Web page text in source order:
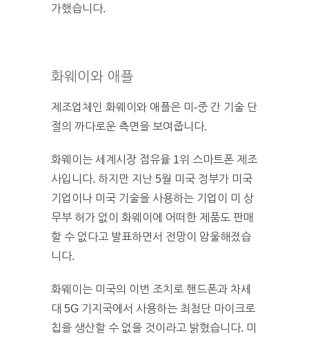
가했습니다.
화웨이와 애플
제조업체인 화웨이와 애플은 미-중 간 기술 단
절의 까다로운 측면을 보여줍니다.
화웨이는 세계시장 점유율 1위 스마트폰 제조
사입니다. 하지만 지난 5월 미국 정부가 미국
기업이나 미국 기술을 사용하는 기업이 미 상
무부 허가 없이 화웨이에 어떠한 제품도 판매
할 수 없다고 발표하면서 전망이 암울해졌습
니다.
화웨이는 미국의 이번 조치로 핸드폰과 차세
대 5G 기지국에서 사용하는 최첨단 마이크로
칩을 생산할 수 없을 것이라고 밝혔습니다. 미